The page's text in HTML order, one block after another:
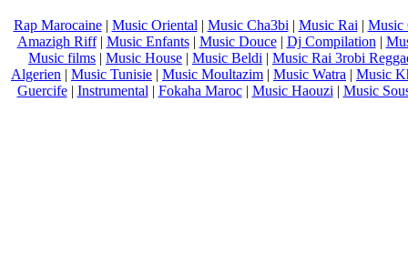
Rap Marocaine| Music Oriental | Music Cha3bi | Music Rai | Music
Amazigh Riff| Music Enfants| Music Douce| Dj Compilation |
Music films | Music House | Music Beldi | Music Rai 3robi
Algerien | Music Tunisie | Music Moultazim | Music Watra | Music
Guercife| Instrumental | Fokaha Maroc| Music Haouzi | Music